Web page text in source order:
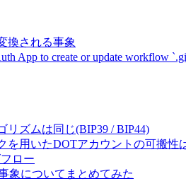
換される事象
App to create or update workflow
リズムは同じ(BIP39 / BIP44)
を用いたDOTアカウントの可搬性
ロー
象についてまとめてみた